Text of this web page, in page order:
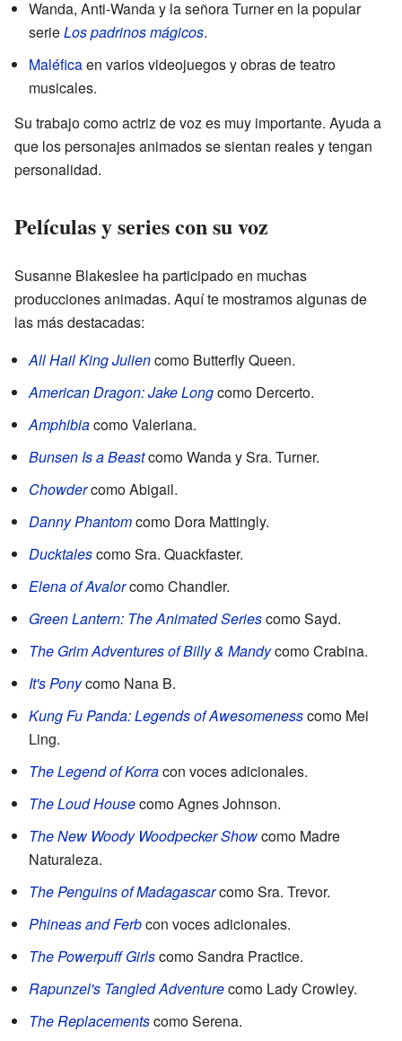
Wanda, Anti-Wanda y la señora Turner en la popular
serieLos padrinos mágicos.
Maléficaen varios videojuegos y obras de teatro
musicales.
Su trabajo como actriz de voz es muy importante. Ayuda a
que los personajes animados se sientan reales y tengan
personalidad.
Películas y series con su voz
Susanne Blakeslee ha participado en muchas
producciones animadas. Aquí te mostramos algunas de
las más destacadas:
All Hail King Juliencomo Butterfly Queen.
American Dragon: Jake Longcomo Dercerto.
Amphibiacomo Valeriana.
Bunsen Is a Beastcomo Wanda y Sra. Turner.
Chowdercomo Abigail.
Danny Phantomcomo Dora Mattingly.
Ducktalescomo Sra. Quackfaster.
Elena of Avalorcomo Chandler.
Green Lantern: The Animated Seriescomo Sayd.
The Grim Adventures of Billy & Mandycomo Crabina.
It's Ponycomo Nana B.
Kung Fu Panda: Legends of Awesomenesscomo Mei
Ling.
The Legend of Korracon voces adicionales.
The Loud Housecomo Agnes Johnson.
The New Woody Woodpecker Showcomo Madre
Naturaleza.
The Penguins of Madagascarcomo Sra. Trevor.
Phineas and Ferbcon voces adicionales.
The Powerpuff Girlscomo Sandra Practice.
Rapunzel's Tangled Adventurecomo Lady Crowley.
The Replacementscomo Serena.